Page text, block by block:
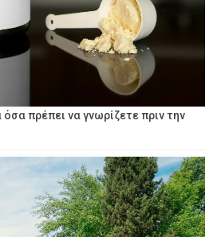
πρέπει να γνωρίζετε πριν την